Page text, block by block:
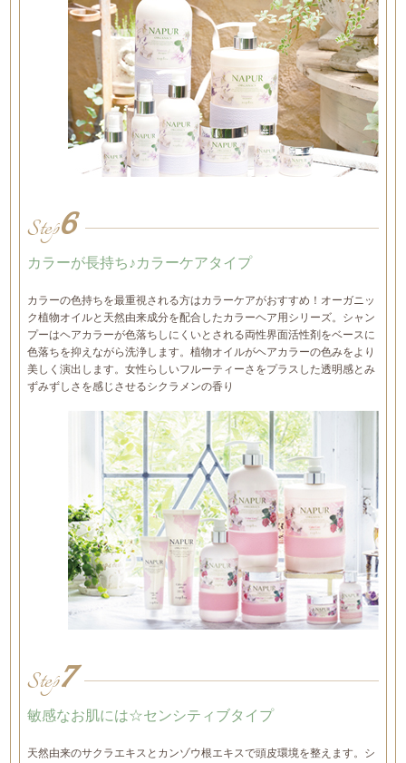
Step6
カラーが長持ち♪カラーケアタイプ
カラーの色持ちを最重視される方はカラーケアがおすすめ！オーガニッ
ク植物オイルと天然由来成分を配合したカラーヘア用シリーズ。シャン
プーはヘアカラーが色落ちしにくいとされる両性界面活性剤をベースに
色落ちを抑えながら洗浄します。植物オイルがヘアカラーの色みをより
美しく演出します。女性らしいフルーティーさをプラスした透明感とみ
ずみずしさを感じさせるシクラメンの香り
Step7
敏感なお肌には☆センシティブタイプ
天然由来のサクラエキスとカンゾウ根エキスで頭皮環境を整えます。シ